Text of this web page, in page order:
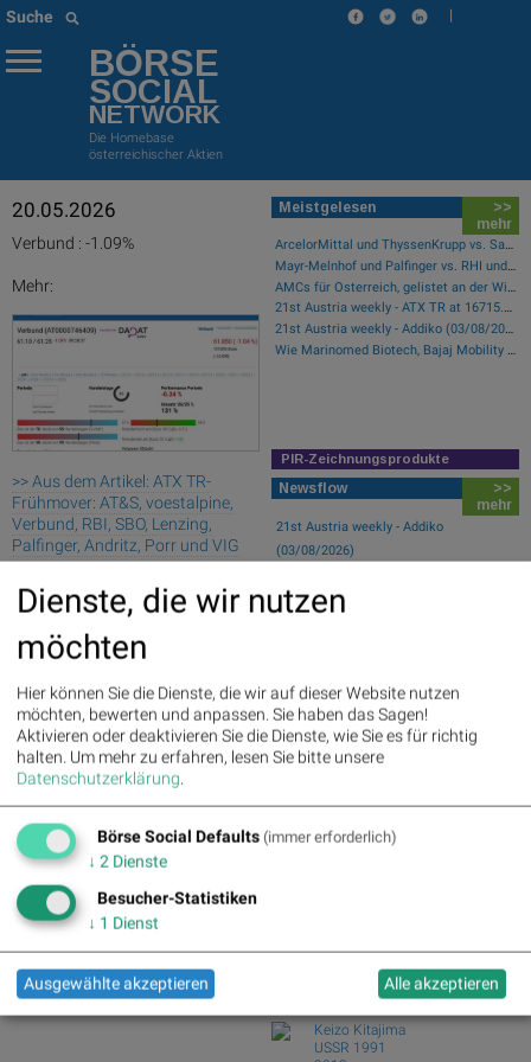
Suche |
BÖRSE
SOCIAL
NETWORK
Die Homebase
österreichischer Aktien
20.05.2026
Verbund : -1.09%
Mehr:
>> Aus dem Artikel: ATX TR-
Frühmover: AT&S, voestalpine,
Verbund, RBI, SBO, Lenzing,
Palfinger, Andritz, Porr und VIG
Palfinger : 1.32% » Details
voestalpine : 0.23%» Details
Uniqa : 0.05%» Details
Erste Group : -1.19%» Details
Bawag : -1.34%» Details
Strabag : -1.56%» Details
AT&S : -2.23% » Details
Österreichische Post : -4.48%
Meistgelesen
>>
mehr
ArcelorMittal und ThyssenKrupp vs. Salzgitter und voestalpine – kommentierter KW 32 Peer Group Watch Stahl
Mayr-Melnhof und Palfinger vs. RHI und Andritz – kommentierter KW 32 Peer Group Watch Zykliker Österreich
AMCs für Österreich, gelistet an der Wiener Börse
21st Austria weekly - ATX TR at 16715.01 - Bajaj Mobility AG, AT&S and RHI Magnesita best-performing, Österreichische Post with weakest performance (08/08/2026)
21st Austria weekly - Addiko (03/08/2026)
Wie Marinomed Biotech, Bajaj Mobility AG, Wolftank-Adisa, Athos Immobilien, Rosenbauer und Telekom Austria für Gesprächsstoff in Österreich sorgten
PIR-Zeichnungsprodukte
Newsflow
>>
mehr
21st Austria weekly - Addiko
(03/08/2026)
09.08.26: Space...
- Bajaj ...
wikifolio Champion per ..: Simon Weishar
mit Szew...
Mayr-Melnhof und Palfinger vs. RHI und
Börse Social Club Board
Keizo Kitajima
USSR 1991
Dienste, die wir nutzen
möchten
Hier können Sie die Dienste, die wir auf dieser Website nutzen
möchten, bewerten und anpassen. Sie haben das Sagen!
Aktivieren oder deaktivieren Sie die Dienste, wie Sie es für richtig
halten. Um mehr zu erfahren, lesen Sie bitte unsere
Datenschutzerklärung.
Börse Social Defaults (immer erforderlich)
↓ 2 Dienste
Besucher-Statistiken
↓ 1 Dienst
Ausgewählte akzeptieren Alle akzeptieren